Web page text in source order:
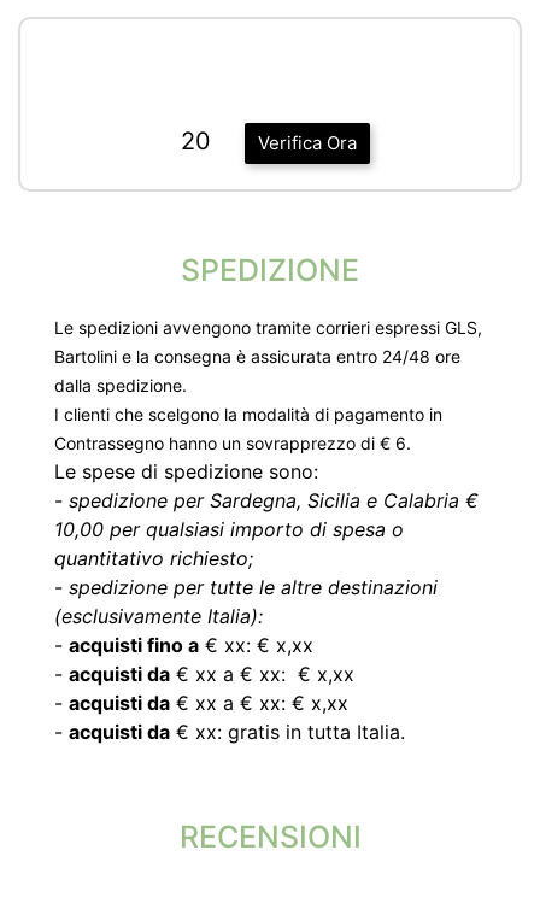
Verifica Ora
20
SPEDIZIONE
Le spedizioni avvengono tramite corrieri espressi GLS,
Bartolini e la consegna è assicurata entro 24/48 ore
dalla spedizione.
I clienti che scelgono la modalità di pagamento in
Contrassegno hanno un sovrapprezzo di € 6.
Le spese di spedizione sono:
- spedizione per Sardegna, Sicilia e Calabria €
10,00 per qualsiasi importo di spesa o
quantitativo richiesto;
- spedizione per tutte le altre destinazioni
(esclusivamente Italia):
- acquisti fino a € xx: € x,xx
- acquisti da € xx a € xx: € x,xx
- acquisti da € xx a € xx: € x,xx
- acquisti da € xx: gratis in tutta Italia.
RECENSIONI